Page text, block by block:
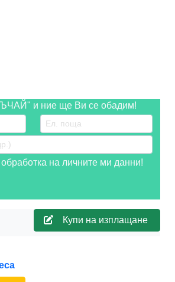
и ние ще Ви се обадим!
на личните ми данни!
Купи на изплащане